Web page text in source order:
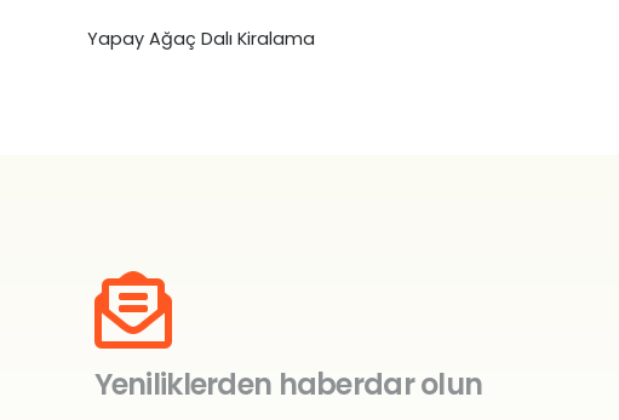
Yapay Ağaç Dalı Kiralama
Yeniliklerden haberdar olun